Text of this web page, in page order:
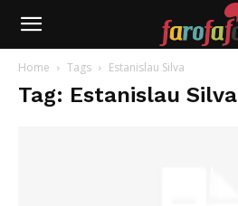
Farofafá
Home Tags Estanislau Silva
Tag: Estanislau Silva